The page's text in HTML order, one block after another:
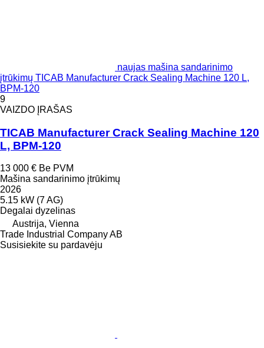
naujas mašina sandarinimo
įtrūkimų TICAB Manufacturer Crack Sealing Machine 120 L,
BPM-120
9
VAIZDO ĮRAŠAS
TICAB Manufacturer Crack Sealing Machine 120
L, BPM-120
13 000 € Be PVM
Mašina sandarinimo įtrūkimų
2026
5.15 kW (7 AG)
Degalai dyzelinas
Austrija, Vienna
Trade Industrial Company AB
Susisiekite su pardavėju